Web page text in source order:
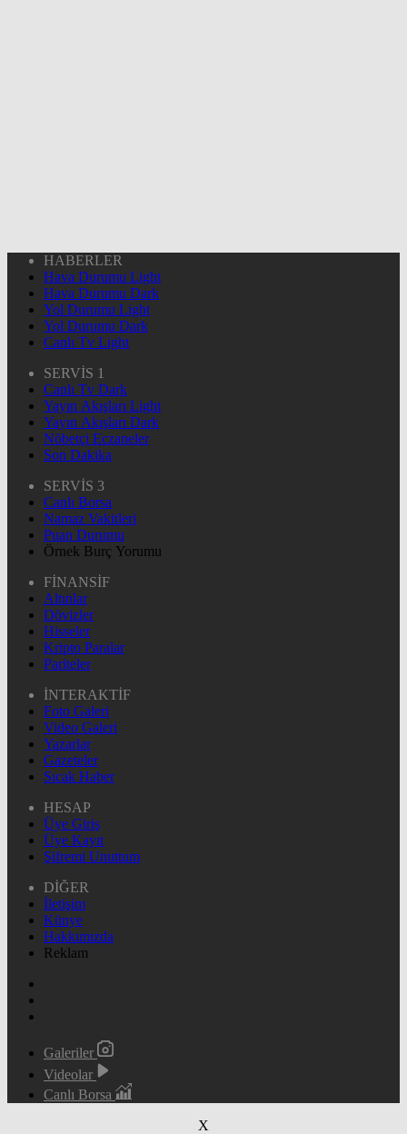
HABERLER
Hava Durumu Light
Hava Durumu Dark
Yol Durumu Light
Yol Durumu Dark
Canlı Tv Light
SERVİS 1
Canlı Tv Dark
Yayın Akışları Light
Yayın Akışları Dark
Nöbetçi Eczaneler
Son Dakika
SERVİS 3
Canlı Borsa
Namaz Vakitleri
Puan Durumu
Örnek Burç Yorumu
FİNANSİF
Altınlar
Dövizler
Hisseler
Kripto Paralar
Pariteler
İNTERAKTİF
Foto Galeri
Video Galeri
Yazarlar
Gazeteler
Sıcak Haber
HESAP
Üye Giriş
Üye Kayıt
Şifremi Unuttum
DİĞER
İletişim
Künye
Hakkımızda
Reklam
Galeriler
Videolar
Canlı Borsa
X